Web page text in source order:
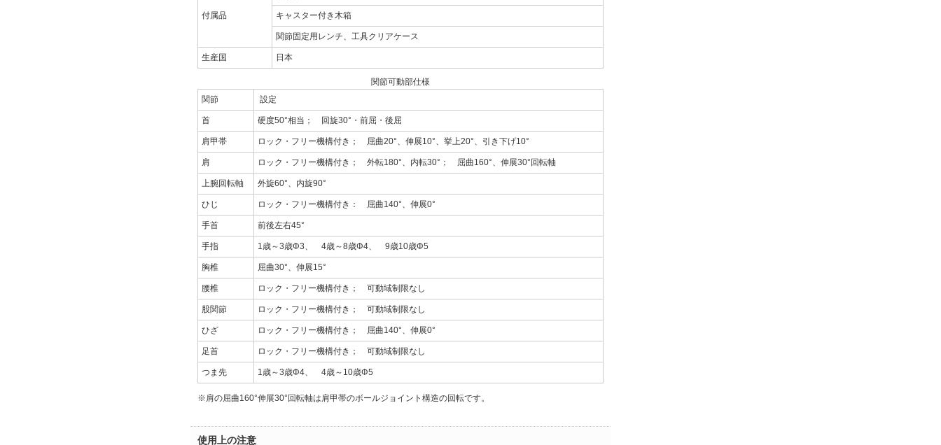
付属品 キャスター付き木箱
関節固定用レンチ、工具クリアケース
生産国 日本
関節可動部仕様
関節
設定
首 硬度50°相当； 回旋30°・前屈・後屈
肩甲帯 ロック・フリー機構付き； 屈曲20°、伸展10°、挙上20°、引き下げ10°
肩 ロック・フリー機構付き； 外転180°、内転30°； 屈曲160°、伸展30°回転軸
上腕回転軸 外旋60°、内旋90°
ひじ ロック・フリー機構付き： 屈曲140°、伸展0°
手首 前後左右45°
手指 1歳～3歳Φ3、 4歳～8歳Φ4、 9歳10歳Φ5
胸椎 屈曲30°、伸展15°
腰椎 ロック・フリー機構付き； 可動域制限なし
股関節 ロック・フリー機構付き； 可動域制限なし
ひざ ロック・フリー機構付き； 屈曲140°、伸展0°
足首 ロック・フリー機構付き； 可動域制限なし
つま先 1歳～3歳Φ4、 4歳～10歳Φ5
※肩の屈曲160°伸展30°回転軸は肩甲帯のボールジョイント構造の回転です。
使用上の注意